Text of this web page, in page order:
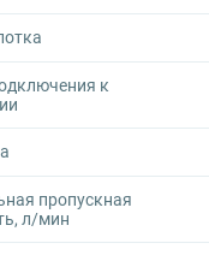
к
пропускная
л/мин